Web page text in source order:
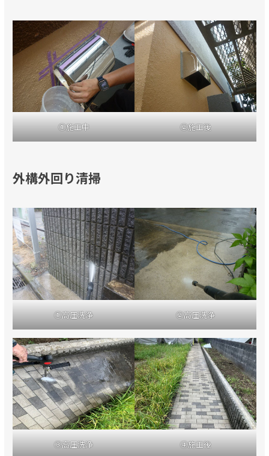
①施工中 ②施工後
外構外回り清掃
①高圧洗浄 ②高圧洗浄
③高圧洗浄 ④施工後